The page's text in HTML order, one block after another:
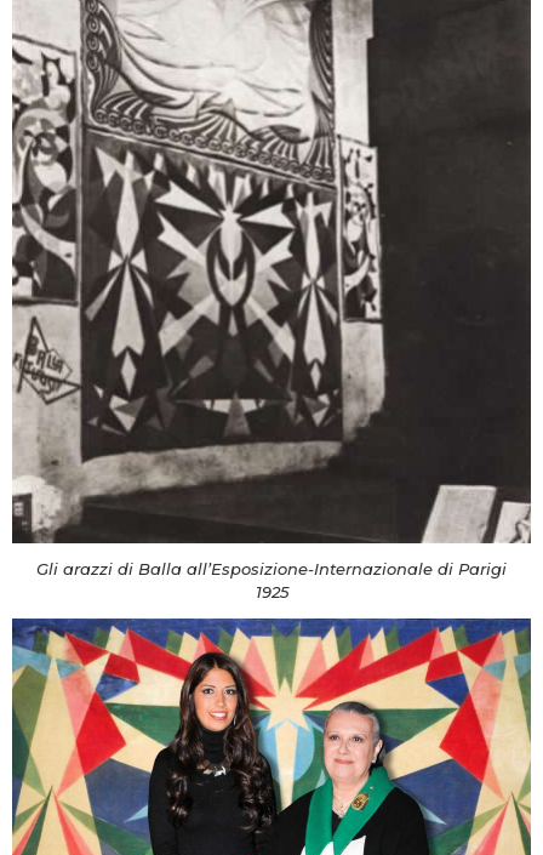
Gli arazzi di Balla all’Esposizione-Internazionale di Parigi
1925